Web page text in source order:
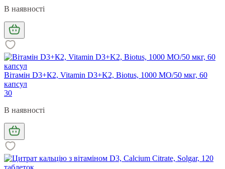
В наявності
Вітамін D3+К2, Vitamin D3+K2, Biotus, 1000 МО/50 мкг, 60
капсул
30
В наявності